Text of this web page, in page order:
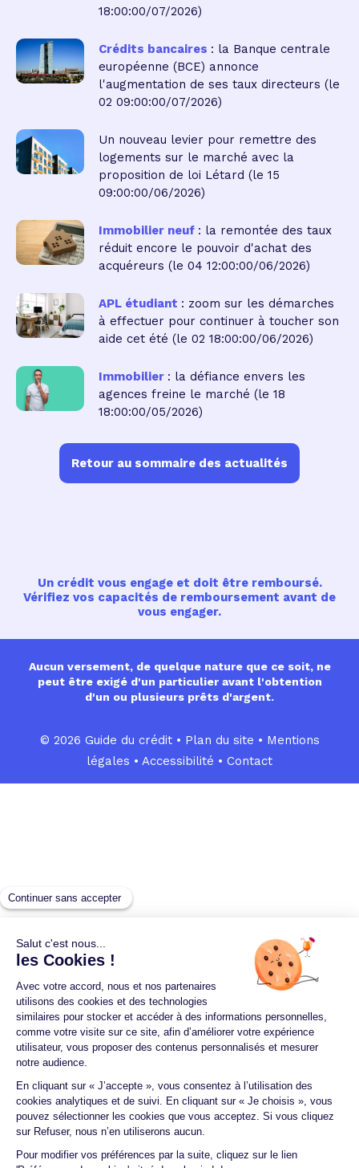
18:00:00/07/2026)
Crédits bancaires : la Banque centrale
européenne (BCE) annonce
l'augmentation de ses taux directeurs (le
02 09:00:00/07/2026)
Un nouveau levier pour remettre des
logements sur le marché avec la
proposition de loi Létard (le 15
09:00:00/06/2026)
Immobilier neuf : la remontée des taux
réduit encore le pouvoir d'achat des
acquéreurs (le 04 12:00:00/06/2026)
APL étudiant : zoom sur les démarches
à effectuer pour continuer à toucher son
aide cet été (le 02 18:00:00/06/2026)
Immobilier : la défiance envers les
agences freine le marché (le 18
18:00:00/05/2026)
Retour au sommaire des actualités
Un crédit vous engage et doit être remboursé.
Vérifiez vos capacités de remboursement avant de
vous engager.
Aucun versement, de quelque nature que ce soit, ne
peut être exigé d'un particulier avant l'obtention
d'un ou plusieurs prêts d'argent.
© 2026 Guide du crédit • Plan du site • Mentions
légales • Accessibilité • Contact